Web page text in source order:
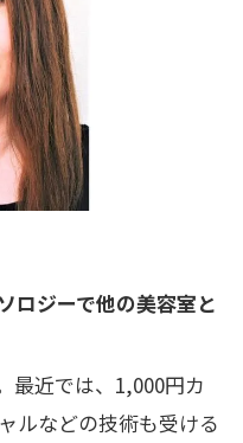
ロジーで他の美容室と
最近では、1,000円カ
ルなどの技術も受ける